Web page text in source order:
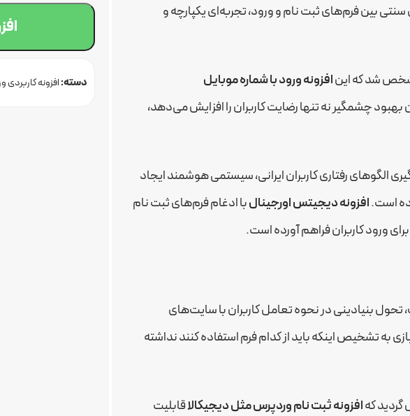
بین فرم‌های ثبت نام و ورود، تجربه‌ای یکپارچه و
شد که اینافزونه ورود با شماره موبایل
دارد. این بهبود چشمگیر نه تنها رضایت کاربران را افزایش می‌دهد،
الگوهای رفتاری کاربران ایرانی، سیستمی هوشمند ایجاد
است.افزونه دیجیتس اورجینالبا ادغام فرم‌های ثبت نام
ورود کاربران فراهم آورده است.
تحول بنیادینی در نحوه تعامل کاربران با سایت‌های
به تشخیص اینکه باید از کدام فرم استفاده کنند نداشته
کهافزونه ثبت نام وردپرس مثل دیجیکالاقابلیت
دسته:افزونه